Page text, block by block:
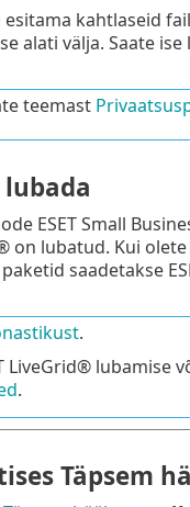
kahtlaseid
alati välja. Saate
teemast
ESET Small
lubatud. Kui
saadetakse
.
LiveGrid®
.
Täpsem